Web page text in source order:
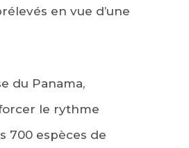
en vue d’une
du Panama,
le rythme
700 espèces de